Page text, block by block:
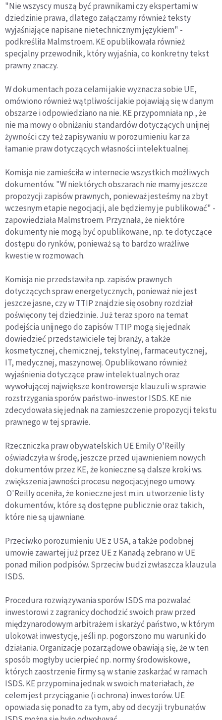
"Nie wszyscy muszą być prawnikami czy ekspertami w
dziedzinie prawa, dlatego załączamy również teksty
wyjaśniające napisane nietechnicznym językiem" -
podkreśliła Malmstroem. KE opublikowała również
specjalny przewodnik, który wyjaśnia, co konkretny tekst
prawny znaczy.
W dokumentach poza celami jakie wyznacza sobie UE,
omówiono również wątpliwości jakie pojawiają się w danym
obszarze i odpowiedziano na nie. KE przypomniała np., że
nie ma mowy o obniżaniu standardów dotyczących unijnej
żywności czy też zapisywaniu w porozumieniu kar za
łamanie praw dotyczących własności intelektualnej.
Komisja nie zamieściła w internecie wszystkich możliwych
dokumentów. "W niektórych obszarach nie mamy jeszcze
propozycji zapisów prawnych, ponieważ jesteśmy na zbyt
wczesnym etapie negocjacji, ale będziemy je publikować" -
zapowiedziała Malmstroem. Przyznała, że niektóre
dokumenty nie mogą być opublikowane, np. te dotyczące
dostępu do rynków, ponieważ są to bardzo wrażliwe
kwestie w rozmowach.
Komisja nie przedstawiła np. zapisów prawnych
dotyczących spraw energetycznych, ponieważ nie jest
jeszcze jasne, czy w TTIP znajdzie się osobny rozdział
poświęcony tej dziedzinie. Już teraz sporo na temat
podejścia unijnego do zapisów TTIP mogą się jednak
dowiedzieć przedstawiciele tej branży, a także
kosmetycznej, chemicznej, tekstylnej, farmaceutycznej,
IT, medycznej, maszynowej. Opublikowano również
wyjaśnienia dotyczące praw intelektualnych oraz
wywołującej największe kontrowersje klauzuli w sprawie
rozstrzygania sporów państwo-inwestor ISDS. KE nie
zdecydowała się jednak na zamieszczenie propozycji tekstu
prawnego w tej sprawie.
Rzeczniczka praw obywatelskich UE Emily O'Reilly
oświadczyła w środę, jeszcze przed ujawnieniem nowych
dokumentów przez KE, że konieczne są dalsze kroki ws.
zwiększenia jawności procesu negocjacyjnego umowy.
O'Reilly oceniła, że konieczne jest m.in. utworzenie listy
dokumentów, które są dostępne publicznie oraz takich,
które nie są ujawniane.
Przeciwko porozumieniu UE z USA, a także podobnej
umowie zawartej już przez UE z Kanadą zebrano w UE
ponad milion podpisów. Sprzeciw budzi zwłaszcza klauzula
ISDS.
Procedura rozwiązywania sporów ISDS ma pozwalać
inwestorowi z zagranicy dochodzić swoich praw przed
międzynarodowym arbitrażem i skarżyć państwo, w którym
ulokował inwestycję, jeśli np. pogorszono mu warunki do
działania. Organizacje pozarządowe obawiają się, że w ten
sposób mogłyby ucierpieć np. normy środowiskowe,
których zaostrzenie firmy są w stanie zaskarżać w ramach
ISDS. KE przypomina jednak w swoich materiałach, że
celem jest przyciąganie (i ochrona) inwestorów. UE
opowiada się ponadto za tym, aby od decyzji trybunałów